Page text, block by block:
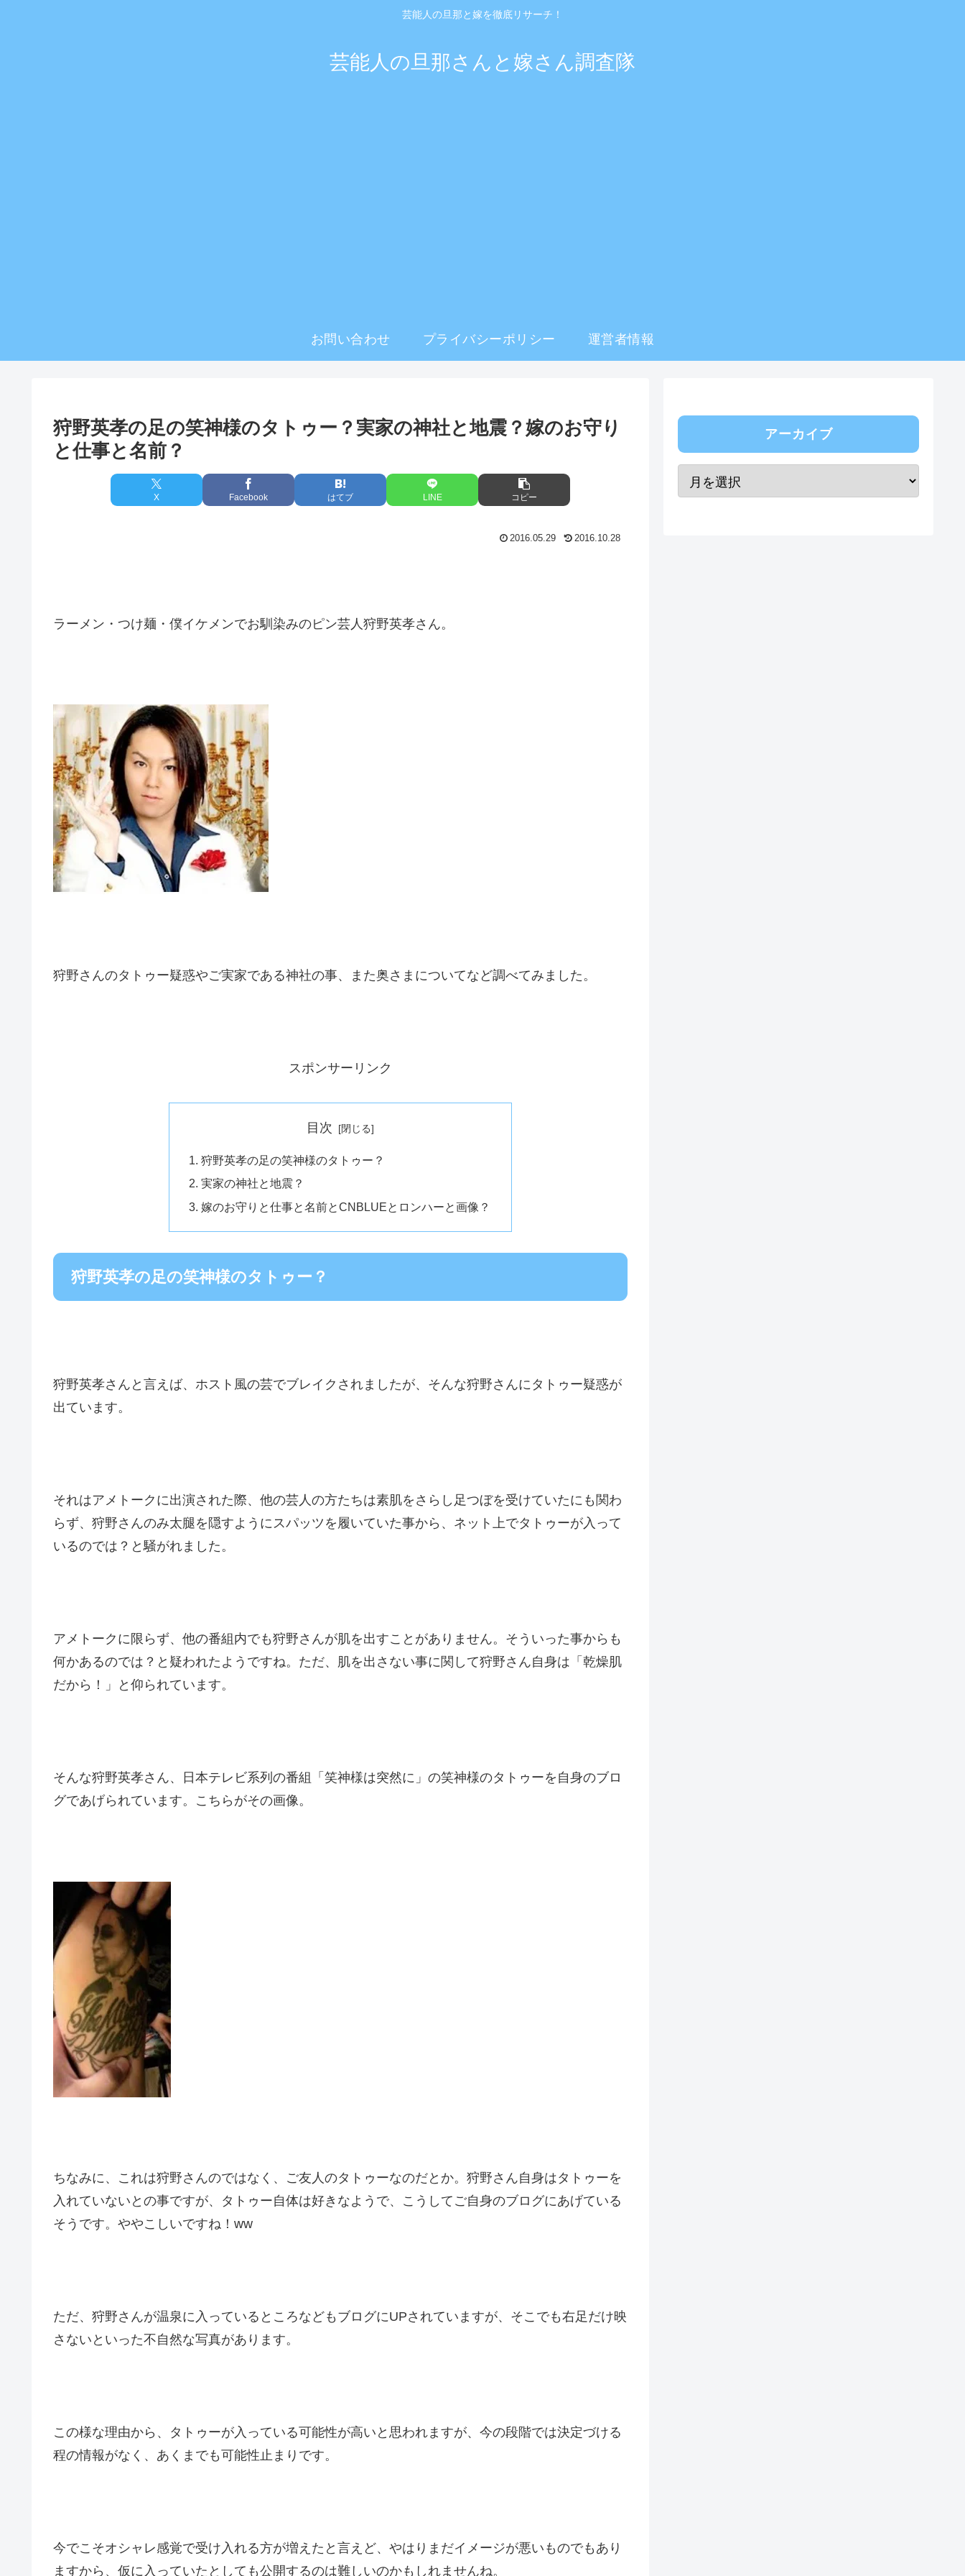
芸能人の旦那と嫁を徹底リサーチ！
芸能人の旦那さんと嫁さん調査隊
お問い合わせ プライバシーポリシー 運営者情報
狩野英孝の足の笑神様のタトゥー？実家の神社と地震？嫁のお守り
と仕事と名前？
X Facebook はてブ LINE コピー
2016.05.29 2016.10.28
ラーメン・つけ麺・僕イケメンでお馴染みのピン芸人狩野英孝さ ん。
狩野さんのタトゥー疑惑やご実家である神社の事、また奥さまについてなど調べてみました。
スポンサーリンク
目次
狩野英孝の足の笑神様のタトゥー？
実家の神社と地震？
嫁のお守りと仕事と名前とCNBLUEとロンハーと画像？
狩野英孝の足の笑神様のタトゥー？
狩野英孝さんと言えば、ホスト風の芸でブレイクされましたが、そんな狩野さんにタトゥー疑惑が
出ています。
それはアメトークに出演された際、他の芸人の方たちは素肌をさらし足つぼを受けていたにも関わ
らず、狩野さんのみ太腿を隠すようにスパッツを履いていた事から、ネット上でタトゥーが入って
いるのでは？と騒がれました。
アメトークに限らず、他の番組内でも狩野さんが肌を出すことがありません。 そういった事からも
何かあるのでは？と疑われたようですね。 ただ、肌を出さない事に関して狩野さん自身は「乾燥肌
だから！」と仰られています。
そんな狩野英孝さん、日本テレビ系列の番組「笑神様は突然に」の笑神様のタトゥーを自身のブロ
グであげられています。 こちらがその画像。
ちなみに、これは狩野さんのではなく、ご友人のタトゥーなのだとか。 狩野さん自身はタトゥーを
入れていないとの事ですが、タトゥー自体は好きなようで、こうしてご自身のブログにあげている
そうです。ややこしいですね！ww
ただ、狩野さんが温泉に入っているところなどもブログにUPされていますが、そこでも右足だけ映
さないといった不自然な写真があります。
この様な理由から、タトゥーが入っている可能性が高いと思われますが、今の段階では決定づける
程の情報がなく、あくまでも可能性止まりです。
今でこそオシャレ感覚で受け入れる方が増えたと言えど、やはりまだイメージが悪いものでもあり
ますから、仮に入っていたとしても公開するのは難しいのかもしれませんね。
アーカイブ